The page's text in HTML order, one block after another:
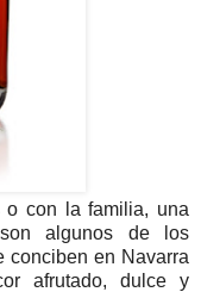
o con la familia, una
algunos de los
conciben en Navarra
afrutado, dulce y